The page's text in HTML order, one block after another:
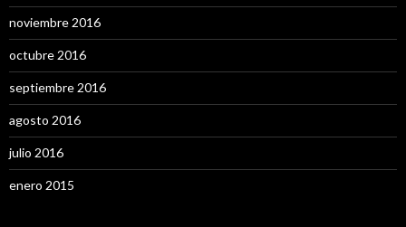
noviembre 2016
octubre 2016
septiembre 2016
agosto 2016
julio 2016
enero 2015